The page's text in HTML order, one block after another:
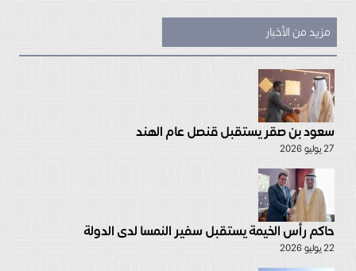
مزيد من الأخبار
سعود بن صقر يستقبل قنصل عام الهند
27 يوليو 2026
حاكم رأس الخيمة يستقبل سفير النمسا لدى الدولة
22 يوليو 2026